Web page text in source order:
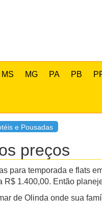
MS MG PA PB
e Pousadas
preços
para temporada e flats
R$ 1.400,00. Então
de Olinda onde sua